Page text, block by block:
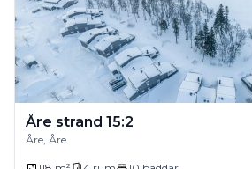
Åre strand 15:2
Åre, Åre